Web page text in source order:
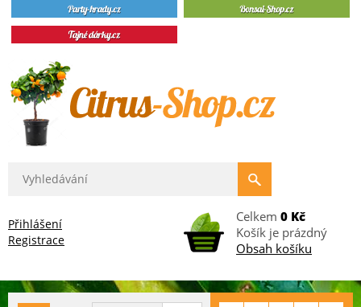
Přihlášení
Registrace
Celkem 0 Kč
Košík je prázdný
Obsah košíku